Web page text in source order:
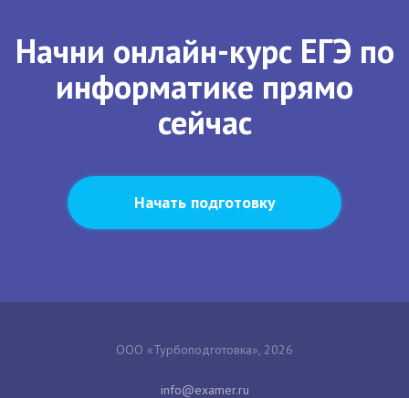
Начни онлайн-курс ЕГЭ по
информатике прямо
сейчас
Начать подготовку
ООО «Турбоподготовка», 2026